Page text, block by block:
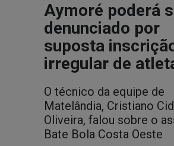
Aymoré poderá
denunciado por
suposta
irregular de
O técnico da equipe de
Matelândia, Cristiano
Oliveira, falou sobre o
Bate Bola Costa Oeste